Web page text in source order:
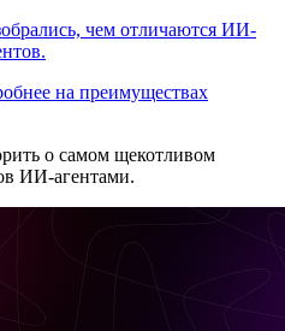
чем отличаются ИИ-
на преимуществах
о самом щекотливом
ИИ-агентами.